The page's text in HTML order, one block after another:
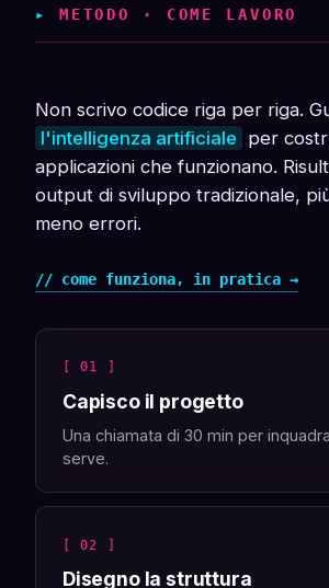
▸ METODO · COME LAVORO
Non scrivo codice riga per riga.
l'intelligenza artificiale per
applicazioni che funzionano.
output di sviluppo tradizionale,
meno errori.
// come funziona, in pratica →
[ 01 ]
Capisco il progetto
Una chiamata di 30 min per
serve.
[ 02 ]
Disegno la struttura